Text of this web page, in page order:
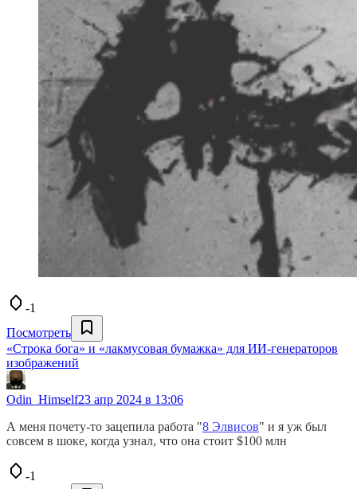
-1
Посмотреть
«Строка бога» и «лакмусовая бумажка» для ИИ-генераторов
изображений
Odin_Himself23 апр 2024 в 13:06
А меня почету-то зацепила работа "8 Элвисов" и я уж был
совсем в шоке, когда узнал, что она стоит $100 млн
-1